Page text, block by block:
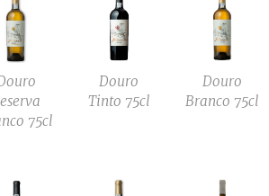
75cl
Douro
Tinto 75cl
Douro
Branco 75cl